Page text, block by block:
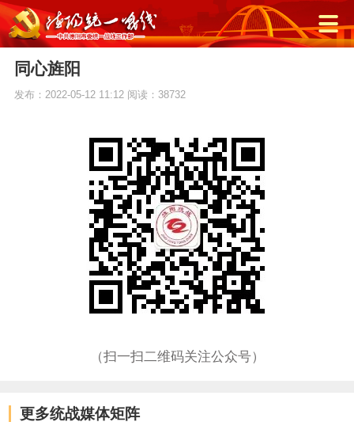
同心旌阳
发布：2022-05-12 11:12 阅读：38732
（扫一扫二维码关注公众号）
更多统战媒体矩阵